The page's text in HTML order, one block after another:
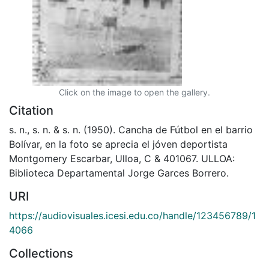
Click on the image to open the gallery.
Citation
s. n., s. n. & s. n. (1950). Cancha de Fútbol en el barrio
Bolívar, en la foto se aprecia el jóven deportista
Montgomery Escarbar, Ulloa, C & 401067. ULLOA:
Biblioteca Departamental Jorge Garces Borrero.
URI
https://audiovisuales.icesi.edu.co/handle/123456789/1
4066
Collections